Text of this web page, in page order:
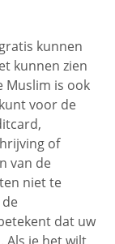
kunnen
kunnen zien
Muslim is ook
voor de
of
van de
niet te
dat uw